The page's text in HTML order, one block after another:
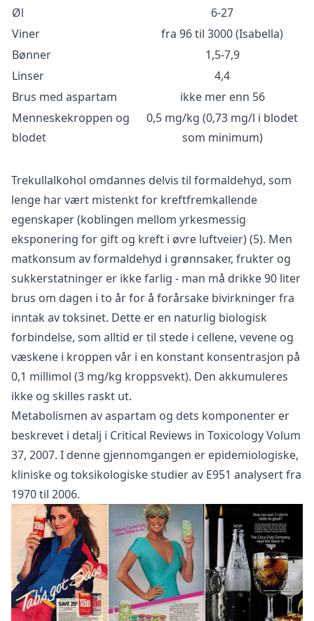
Øl
6-27
Viner
fra 96 til 3000 (Isabella)
Bønner
1,5-7,9
Linser
4,4
Brus med aspartam
ikke mer enn 56
Menneskekroppen og
blodet
0,5 mg/kg (0,73 mg/l i blodet
som minimum)
Trekullalkohol omdannes delvis til formaldehyd, som
lenge har vært mistenkt for kreftfremkallende
egenskaper (koblingen mellom yrkesmessig
eksponering for gift og kreft i øvre luftveier) (5). Men
matkonsum av formaldehyd i grønnsaker, frukter og
sukkerstatninger er ikke farlig - man må drikke 90 liter
brus om dagen i to år for å forårsake bivirkninger fra
inntak av toksinet. Dette er en naturlig biologisk
forbindelse, som alltid er til stede i cellene, vevene og
væskene i kroppen vår i en konstant konsentrasjon på
0,1 millimol (3 mg/kg kroppsvekt). Den akkumuleres
ikke og skilles raskt ut.
Metabolismen av aspartam og dets komponenter er
beskrevet i detalj i Critical Reviews in ToxicologyVolum
37, 2007. I denne gjennomgangen er epidemiologiske,
kliniske og toksikologiske studier av E951 analysert fra
1970 til 2006.